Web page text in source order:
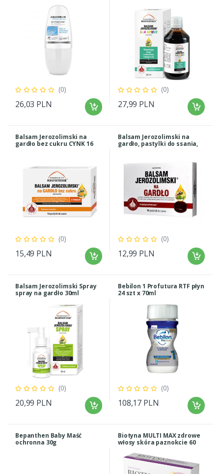
(0)
26,03 PLN
(0)
27,99 PLN
Balsam Jerozolimski na
gardło bez cukru CYNK 16
(0)
15,49 PLN
Balsam Jerozolimski na
gardło, pastylki do ssania,
(0)
12,99 PLN
Balsam Jerozolimski Spray
spray na gardło 30ml
(0)
20,99 PLN
Bebilon 1 Profutura RTF płyn
24 szt x 70ml
(0)
108,17 PLN
Bepanthen Baby Maść
ochronna 30g
Biotyna MULTI MAX zdrowe
włosy skóra paznokcie 60